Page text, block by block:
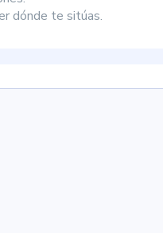
dónde te sitúas.